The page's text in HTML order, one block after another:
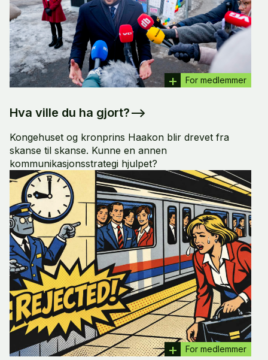
For medlemmer
Hva ville du ha gjort?–>
Kongehuset og kronprins Haakon blir drevet fra
skanse til skanse. Kunne en annen
kommunikasjonsstrategi hjulpet?
For medlemmer